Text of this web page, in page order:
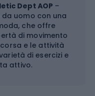
Dept AOP –
uomo con una
che offre
di movimento
e le attività
di esercizi e
attivo.